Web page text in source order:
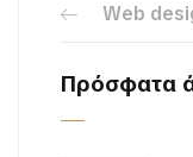
Web
Πρόσφατα